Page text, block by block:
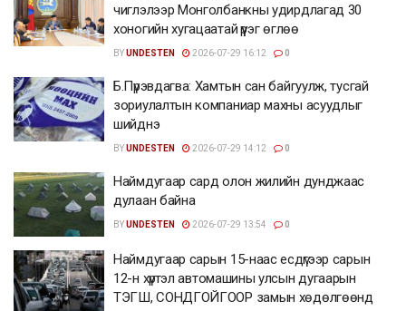
чиглэлээр Монголбанкны удирдлагад 30
хоногийн хугацаатай үүрэг өглөө
BYUNDESTEN 2026-07-29 16:12 0
Б.Пүрэвдагва: Хамтын сан байгуулж, тусгай
зориулалтын компаниар махны асуудлыг
шийднэ
BYUNDESTEN 2026-07-29 14:12 0
Наймдугаар сард олон жилийн дунджаас
дулаан байна
BYUNDESTEN 2026-07-29 13:54 0
Наймдугаар сарын 15-наас есдүгээр сарын
12-н хүртэл автомашины улсын дугаарын
ТЭГШ, СОНДГОЙГООР замын хөдөлгөөнд